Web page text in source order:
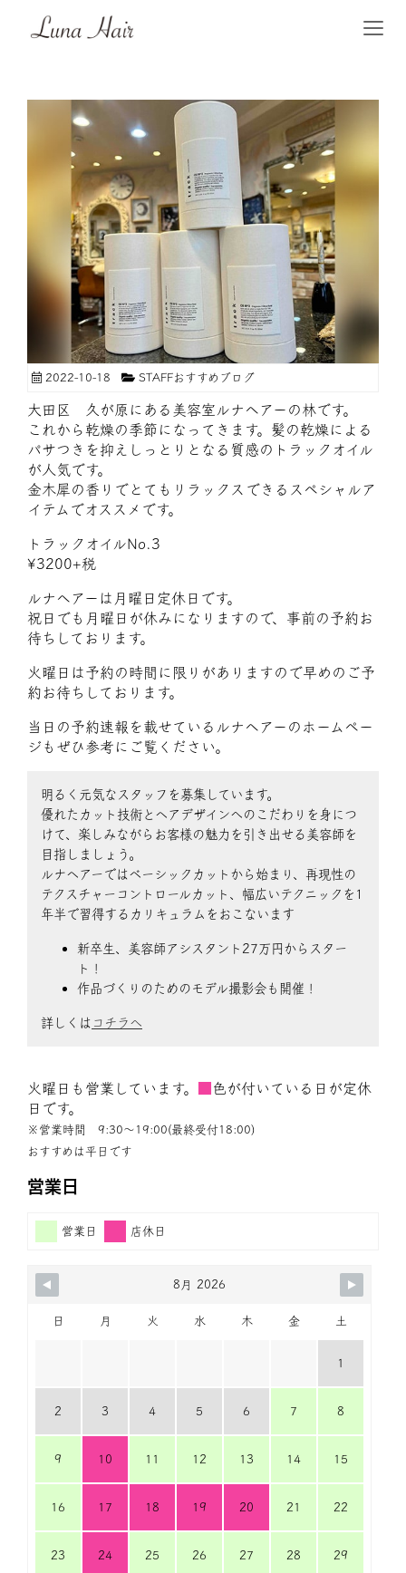
2022-10-18 STAFFおすすめブログ
大田区 久が原にある美容室ルナヘアーの林です。
これから乾燥の季節になってきます。髪の乾燥による
パサつきを抑えしっとりとなる質感のトラックオイル
が人気です。
金木犀の香りでとてもリラックスできるスペシャルア
イテムでオススメです。
トラックオイルNo.3
¥3200+税
ルナヘアーは月曜日定休日です。
祝日でも月曜日が休みになりますので、事前の予約お
待ちしております。
火曜日は予約の時間に限りがありますので早めのご予
約お待ちしております。
当日の予約速報を載せているルナヘアーのホームペー
ジもぜひ参考にご覧ください。
明るく元気なスタッフを募集しています。
優れたカット技術とヘアデザインへのこだわりを身につ
けて、楽しみながらお客様の魅力を引き出せる美容師を
目指しましょう。
ルナヘアーではベーシックカットから始まり、再現性の
テクスチャーコントロールカット、幅広いテクニックを1
年半で習得するカリキュラムをおこないます
新卒生、美容師アシスタント27万円からスター
ト！
作品づくりのためのモデル撮影会も開催！
詳しくは コチラへ
火曜日も営業しています。
色が付いている日が定休
日です。
※営業時間 9:30〜19:00(最終受付18:00)
おすすめは平日です
営業日
営業日 店休日
8月 2026
日 月 火 水 木 金 土
1
2 3 4 5 6 7 8
9 10 11 12 13 14 15
16 17 18 19 20 21 22
23 24 25 26 27 28 29